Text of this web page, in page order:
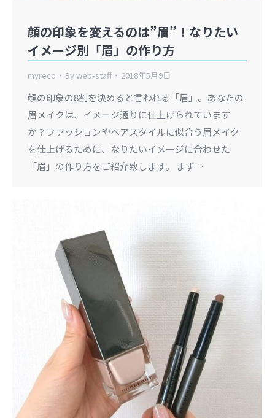
顔の印象を変えるのは”眉”！なりたい
イメージ別「眉」の作り方
myreco Byweb-staff 2018年5月9日
顔の印象の8割を決めると言われる「眉」。あなたの
眉メイクは、イメージ通りに仕上げられています
か？ファッションやヘアスタイルに似合う眉メイク
を仕上げるために、なりたいイメージに合わせた
「眉」の作り方をご紹介致します。 まず…